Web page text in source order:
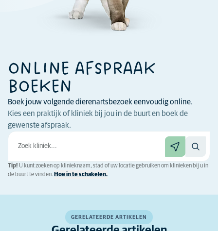
ONLINE AFSPRAAK
BOEKEN
Boek jouw volgende dierenartsbezoek eenvoudig online.
Kies een praktijk of kliniek bij jou in de buurt en boek de
gewenste afspraak.
Tip! U kunt zoeken op klinieknaam, stad of uw locatie gebruiken om klinieken bij u in
de buurt te vinden. Hoe in te schakelen.
GERELATEERDE ARTIKELEN